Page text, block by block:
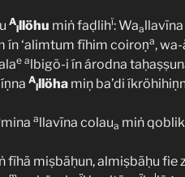
A
lllöhu miṅ faḍlihï: Waallavīna
ín ‘alimtum fīhim coiroṇa,
e albigõ-i ín árodna
A
lllöha miņ ba’di
mina allavīna colaua miṅ
fīhā miṣbāḥun, almiṣbāḥu fie